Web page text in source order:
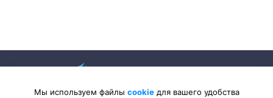
Мы используем файлы cookieдля вашего удобства